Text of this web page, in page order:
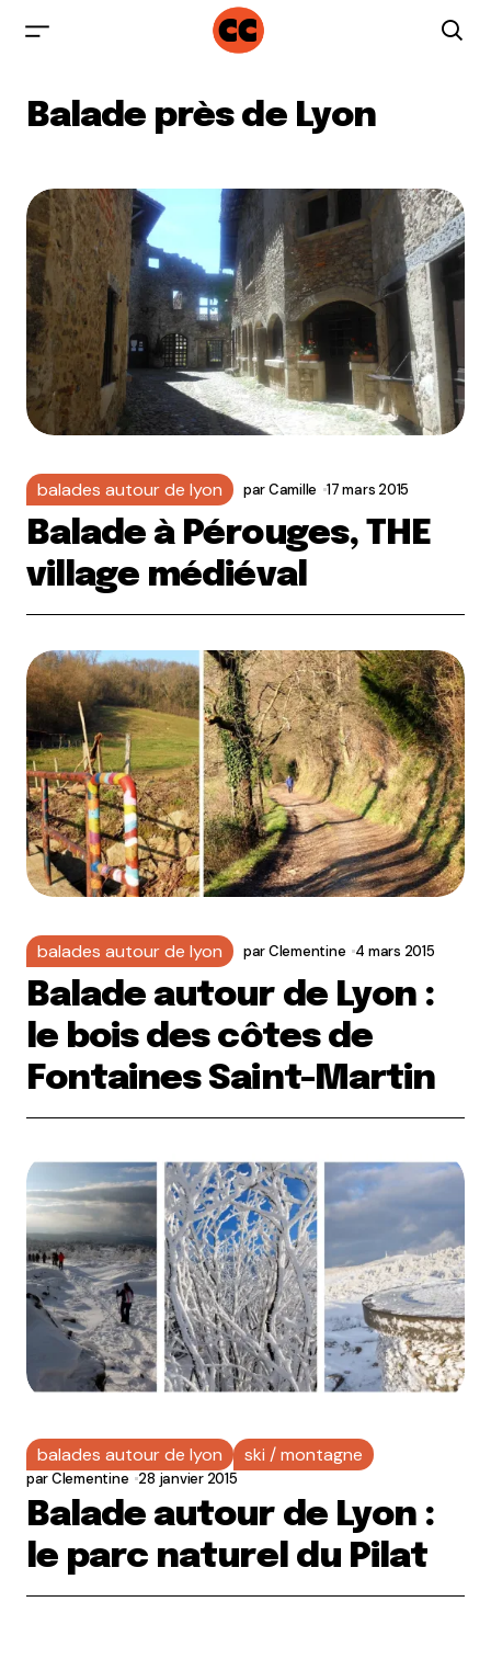
Balade près de Lyon
balades autour de lyon parCamille 17 mars 2015
Balade à Pérouges, THE
village médiéval
balades autour de lyon parClementine 4 mars 2015
Balade autour de Lyon :
le bois des côtes de
Fontaines Saint-Martin
balades autour de lyon ski / montagne
parClementine 28 janvier 2015
Balade autour de Lyon :
le parc naturel du Pilat